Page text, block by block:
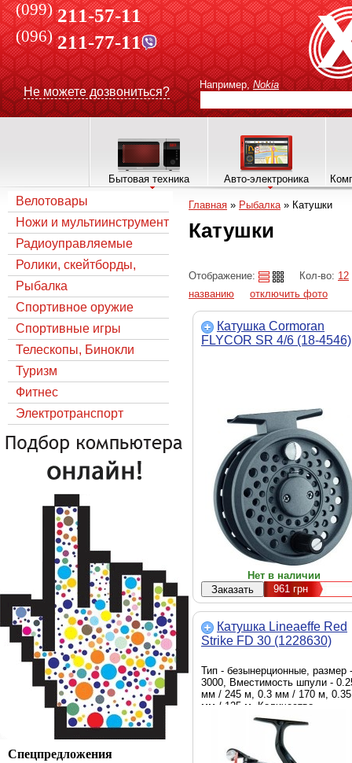
(099) 211-57-11
(096)211-77-11
Не можете дозвониться?
Например, Nokia
Бытовая техника Авто-электроника
Велотовары
Ножи и мультиинструмент
Радиоуправляемые
модели
Ролики, скейтборды,
самокаты, коньки
Рыбалка
Спортивное оружие
Спортивные игры
Телескопы, Бинокли
Туризм
Фитнес
Электротранспорт
Спецпредложения
Главная » Рыбалка» Катушки
Катушки
Отображение: Кол-во: 12
названию
отключить фото
Катушка Cormoran
FLYCOR SR 4/6 (18-4546)
Нет в наличии
961грн
Катушка Lineaeffe Red
Strike FD 30 (1228630)
Тип - безынерционные, размер -
3000, Вместимость шпули -
мм / 245 м, 0.3 мм / 170 м, 0.35
мм / 125 м, Количество
подшипников - 5+1,
число - 5.1:1, вес, г - 270 г